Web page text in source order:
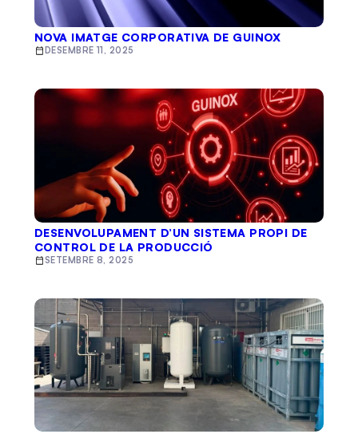
NOVA IMATGE CORPORATIVA DE GUINOX
DESEMBRE 11, 2025
DESENVOLUPAMENT D’UN SISTEMA PROPI DE
CONTROL DE LA PRODUCCIÓ
SETEMBRE 8, 2025